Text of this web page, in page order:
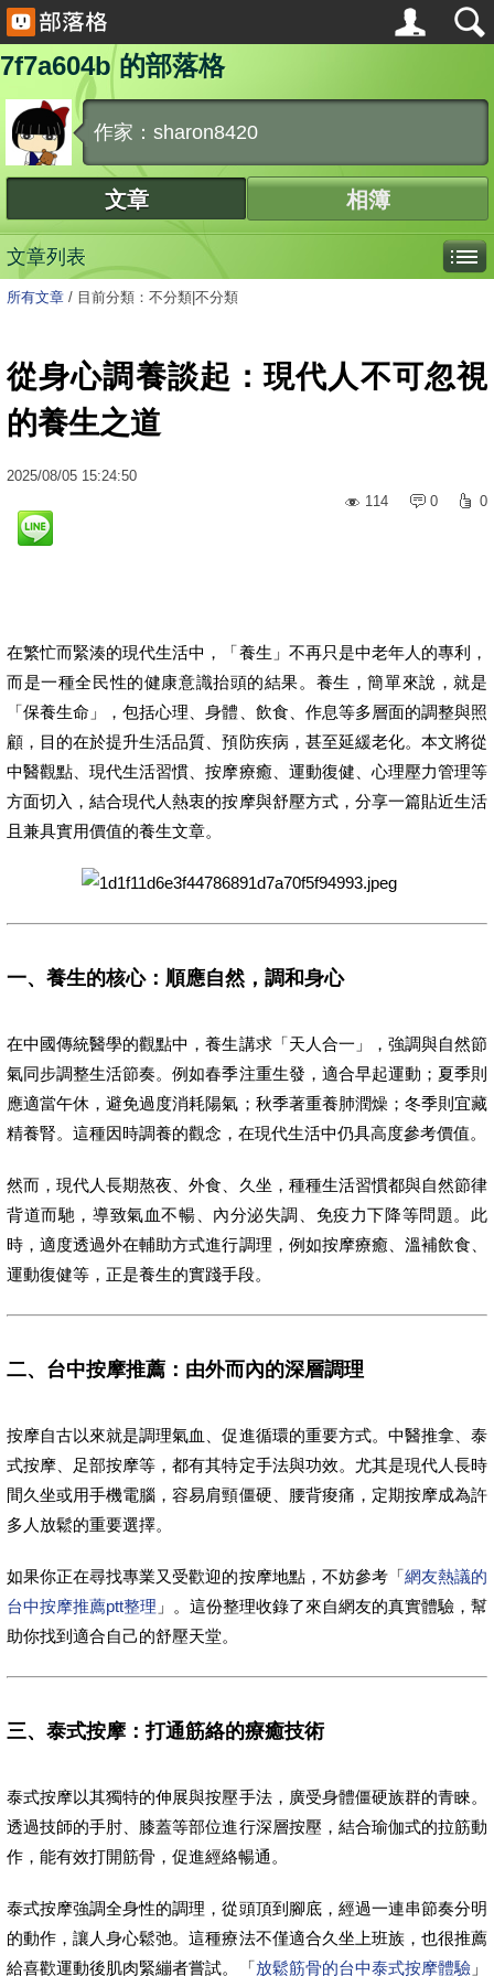
7f7a604b 的部落格
作家：sharon8420
文章 相簿
文章列表
所有文章 / 目前分類：不分類|不分類
從身心調養談起：現代人不可忽視
的養生之道
2025/08/05 15:24:50
114
0 0
在繁忙而緊湊的現代生活中，「養生」不再只是中老年人的專利，
而是一種全民性的健康意識抬頭的結果。養生，簡單來說，就是
「保養生命」，包括心理、身體、飲食、作息等多層面的調整與照
顧，目的在於提升生活品質、預防疾病，甚至延緩老化。本文將從
中醫觀點、現代生活習慣、按摩療癒、運動復健、心理壓力管理等
方面切入，結合現代人熱衷的按摩與舒壓方式，分享一篇貼近生活
且兼具實用價值的養生文章。
一、養生的核心：順應自然，調和身心
在中國傳統醫學的觀點中，養生講求「天人合一」，強調與自然節
氣同步調整生活節奏。例如春季注重生發，適合早起運動；夏季則
應適當午休，避免過度消耗陽氣；秋季著重養肺潤燥；冬季則宜藏
精養腎。這種因時調養的觀念，在現代生活中仍具高度參考價值。
然而，現代人長期熬夜、外食、久坐，種種生活習慣都與自然節律
背道而馳，導致氣血不暢、內分泌失調、免疫力下降等問題。此
時，適度透過外在輔助方式進行調理，例如按摩療癒、溫補飲食、
運動復健等，正是養生的實踐手段。
二、台中按摩推薦：由外而內的深層調理
按摩自古以來就是調理氣血、促進循環的重要方式。中醫推拿、泰
式按摩、足部按摩等，都有其特定手法與功效。尤其是現代人長時
間久坐或用手機電腦，容易肩頸僵硬、腰背痠痛，定期按摩成為許
多人放鬆的重要選擇。
如果你正在尋找專業又受歡迎的按摩地點，不妨參考「網友熱議的
台中按摩推薦ptt整理 」。這份整理收錄了來自網友的真實體驗，幫
助你找到適合自己的舒壓天堂。
三、泰式按摩：打通筋絡的療癒技術
泰式按摩以其獨特的伸展與按壓手法，廣受身體僵硬族群的青睞。
透過技師的手肘、膝蓋等部位進行深層按壓，結合瑜伽式的拉筋動
作，能有效打開筋骨，促進經絡暢通。
泰式按摩強調全身性的調理，從頭頂到腳底，經過一連串節奏分明
的動作，讓人身心鬆弛。這種療法不僅適合久坐上班族，也很推薦
給喜歡運動後肌肉緊繃者嘗試。「放鬆筋骨的台中泰式按摩體驗 」